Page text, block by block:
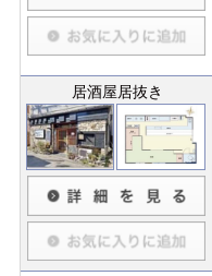
居酒屋居抜き